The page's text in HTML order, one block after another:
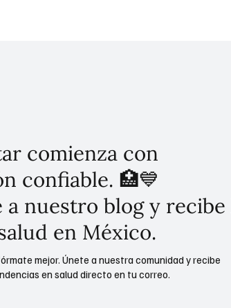
comienza con
confiable. 🏥💙
a nuestro blog y recibe
en México.
mejor. Únete a nuestra comunidad y recibe
en salud directo en tu correo.